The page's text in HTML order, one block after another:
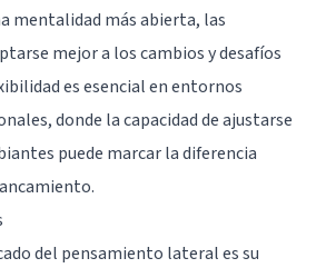
mentalidad más abierta, las
mejor a los cambios y desafíos
es esencial en entornos
donde la capacidad de ajustarse
puede marcar la diferencia
del pensamiento lateral es su